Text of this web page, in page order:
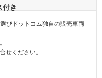
付き
びドットコム独自の販売車両
せください。